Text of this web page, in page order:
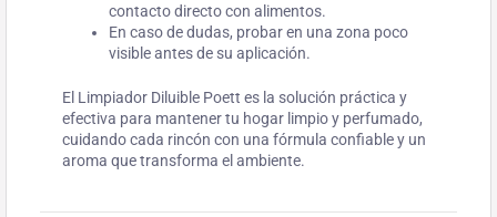
contacto directo con alimentos.
En caso de dudas, probar en una zona poco
visible antes de su aplicación.
El Limpiador Diluible Poett es la solución práctica y
efectiva para mantener tu hogar limpio y perfumado,
cuidando cada rincón con una fórmula confiable y un
aroma que transforma el ambiente.